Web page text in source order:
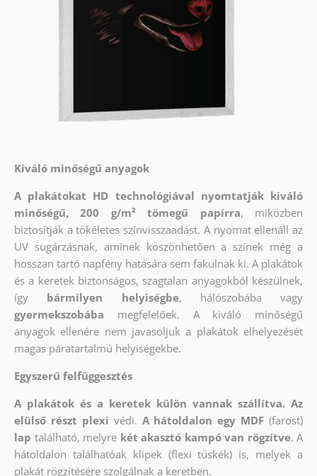
Kiváló minőségű anyagok
A plakátokat HD technológiával nyomtatják kiváló
minőségű, 200 g/m² tömegű papírra, miközben
biztosítják a tökéletes színvisszaadást. A nyomat ellenáll az
UV sugárzásnak, aminek köszönhetően a színek még a
hosszan tartó napfény hatására sem fakulnak ki. A plakátok
és a keretek biztonságos, szagtalan anyagokból készülnek,
így
bármilyen helyiségbe, hálószobába vagy
gyermekszobába
megfelelőek. A kiváló minőségű
anyagok ellenére nem javasoljuk a plakátok elhelyezését
magas páratartalmú helyiségekbe.
Egyszerű felfüggesztés
A plakátok és a keretek külön vannak szállítva. Az
elülső részt plexi védi. A hátoldalon egy MDF (farost)
lap található, melyre két akasztó kampó van rögzítve. A
hátoldalon találhatóak klipek (flexi tüskék) is, melyek a
plakát rögzítésére szolgálnak a keretben.